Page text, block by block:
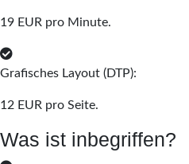
19 EUR pro Minute.
Grafisches Layout (DTP):
12 EUR pro Seite.
Was ist inbegriffen?